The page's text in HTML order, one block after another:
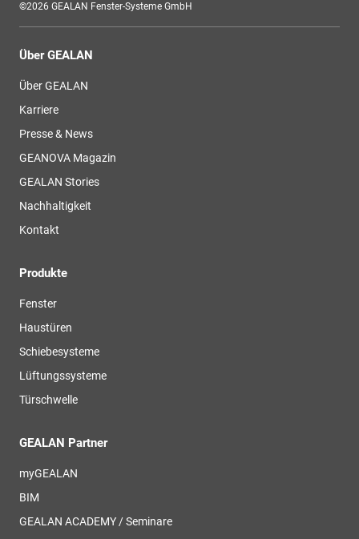
©2026 GEALAN Fenster-Systeme GmbH
Über GEALAN
Über GEALAN
Karriere
Presse & News
GEANOVA Magazin
GEALAN Stories
Nachhaltigkeit
Kontakt
Produkte
Fenster
Haustüren
Schiebesysteme
Lüftungssysteme
Türschwelle
GEALAN Partner
myGEALAN
BIM
GEALAN ACADEMY / Seminare